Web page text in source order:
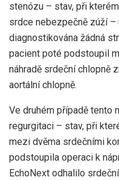
stenózu – stav, při
srdce nebezpečně zúží –
diagnostikována žádná
pacient poté podstoupil
náhradě srdeční chlopně
aortální chlopně.
Ve druhém případě tento
regurgitaci – stav, při
mezi dvěma srdečními
podstoupila operaci k
EchoNext odhalilo